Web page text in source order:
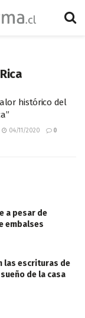
histórico del
04/11/2020 0
a pesar de
embalses
las escrituras de
de la casa